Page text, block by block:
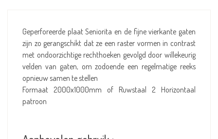
Geperforeerde plaat Seniorita en de fijne vierkante gaten
zijn zo gerangschikt dat ze een raster vormen in contrast
met ondoorzichtige rechthoeken gevolgd door willekeurig
velden van gaten, om zodoende een regelmatige reeks
opnieuw samen te stellen
Formaat 2000x1000mm of Ruwstaal 2 Horizontaal
patroon